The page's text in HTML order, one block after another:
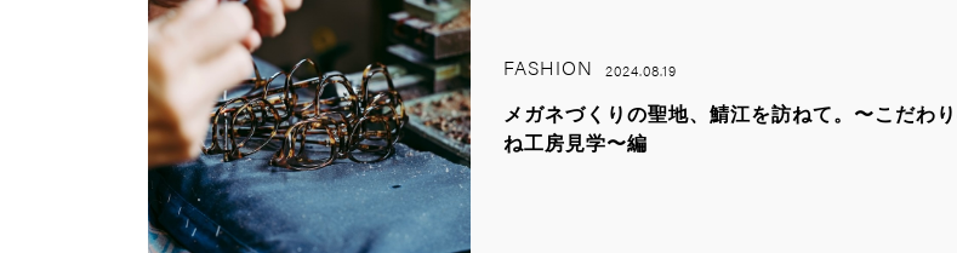
FASHION 2024.08.19
メガネづくりの聖地、鯖江を訪ねて。〜こだわ
ね工房見学〜編